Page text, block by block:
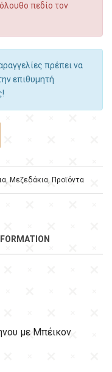
πεδίο τον
πρέπει να
επιθυμητή
, Μεζεδάκια, Προϊόντα
με Μπέικον